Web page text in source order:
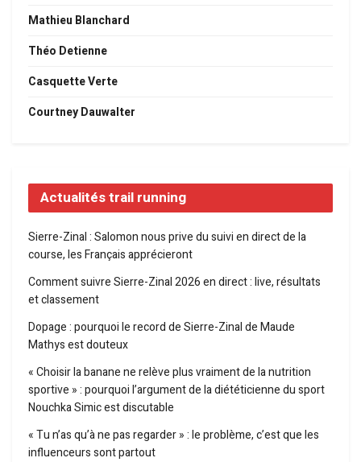
Mathieu Blanchard
Théo Detienne
Casquette Verte
Courtney Dauwalter
Actualités trail running
Sierre-Zinal : Salomon nous prive du suivi en direct de la
course, les Français apprécieront
Comment suivre Sierre-Zinal 2026 en direct : live, résultats
et classement
Dopage : pourquoi le record de Sierre-Zinal de Maude
Mathys est douteux
« Choisir la banane ne relève plus vraiment de la nutrition
sportive » : pourquoi l’argument de la diététicienne du sport
Nouchka Simic est discutable
« Tu n’as qu’à ne pas regarder » : le problème, c’est que les
influenceurs sont partout